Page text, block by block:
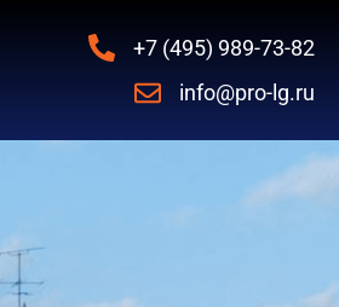
+7 (495) 989-73-82
info@pro-lg.ru